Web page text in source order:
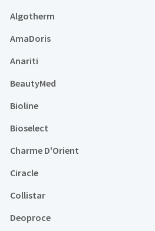
Algotherm
AmaDoris
Anariti
BeautyMed
Bioline
Bioselect
Charme D'Orient
Ciracle
Collistar
Deoproce